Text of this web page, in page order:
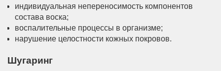
индивидуальная непереносимость компонентов
состава воска;
воспалительные процессы в организме;
нарушение целостности кожных покровов.
Шугаринг